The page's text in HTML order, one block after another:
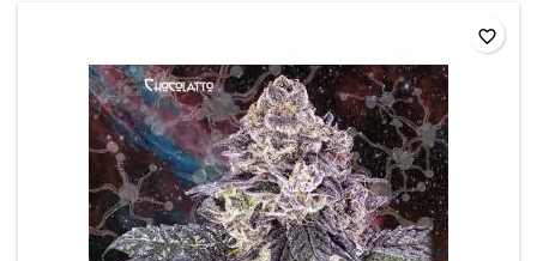
favorite_border